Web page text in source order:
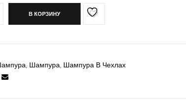
В КОРЗИНУ
, Шампура, Шампура В Чехлах